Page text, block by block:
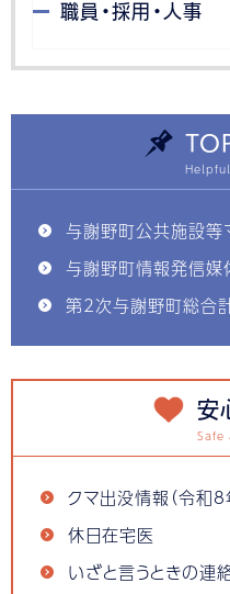
職員・採用・人事
与謝野町公共施設等
与謝野町情報発信
第2次与謝野町総合
安
クマ出没情報（令和
休日在宅医
いざと言うときの連